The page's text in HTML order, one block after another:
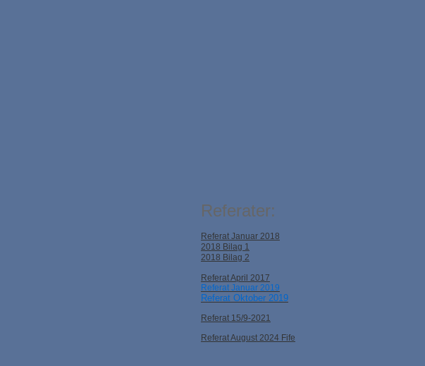
Referater:
Referat Januar 2018
2018 Bilag 1
2018 Bilag 2
Referat April 2017
Referat Januar 2019
Referat Oktober 2019
Referat 15/9-2021
Referat August 2024 Fife